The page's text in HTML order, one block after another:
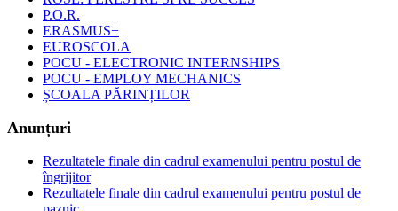
P.O.R.
ERASMUS+
EUROSCOLA
POCU - ELECTRONIC INTERNSHIPS
POCU - EMPLOY MECHANICS
ȘCOALA PĂRINȚILOR
Anunțuri
Rezultatele finale din cadrul examenului pentru postul de
îngrijitor
Rezultatele finale din cadrul examenului pentru postul de